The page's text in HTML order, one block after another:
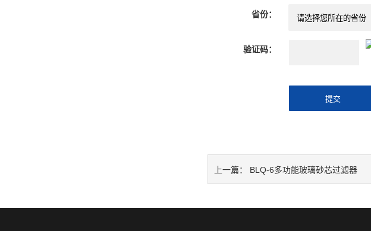
省份：
验证码：
上一篇： BLQ-6多功能玻璃砂芯过滤器